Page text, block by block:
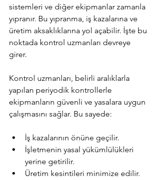
sistemleri ve diğer ekipmanlar zamanla
yıpranır. Bu yıpranma, iş kazalarına ve
üretim aksaklıklarına yol açabilir. İşte bu
noktada kontrol uzmanları devreye
girer.
Kontrol uzmanları, belirli aralıklarla
yapılan periyodik kontrollerle
ekipmanların güvenli ve yasalara uygun
çalışmasını sağlar. Bu sayede:
İş kazalarının önüne geçilir.
İşletmenin yasal yükümlülükleri
yerine getirilir.
Üretim kesintileri minimize edilir.